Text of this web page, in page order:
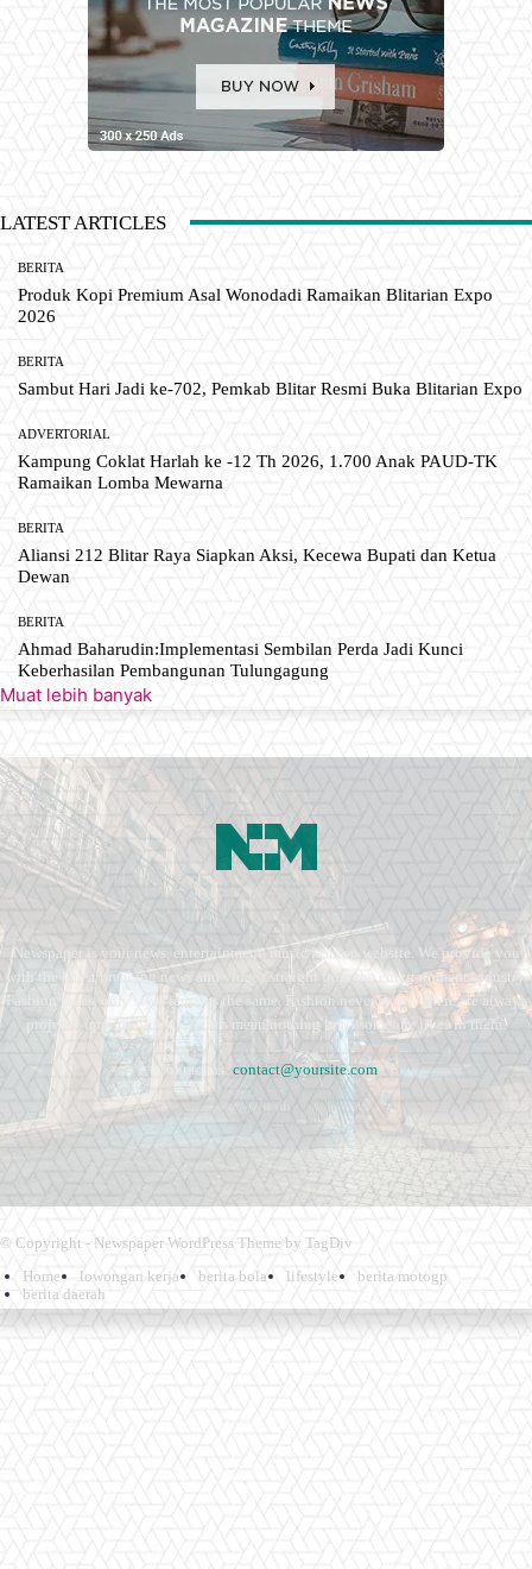
LATEST ARTICLES
BERITA
Produk Kopi Premium Asal Wonodadi Ramaikan Blitarian Expo
2026
BERITA
Sambut Hari Jadi ke-702, Pemkab Blitar Resmi Buka Blitarian Expo
ADVERTORIAL
Kampung Coklat Harlah ke -12 Th 2026, 1.700 Anak PAUD-TK
Ramaikan Lomba Mewarna
BERITA
Aliansi 212 Blitar Raya Siapkan Aksi, Kecewa Bupati dan Ketua
Dewan
BERITA
Ahmad Baharudin:Implementasi Sembilan Perda Jadi Kunci
Keberhasilan Pembangunan Tulungagung
Muat lebih banyak
Newspaper is your news, entertainment, music fashion website. We provide you
with the latest breaking news and videos straight from the entertainment industry.
Fashion fades, only style remains the same. Fashion never stops. There are always
projects, opportunities. Clothes mean nothing until someone lives in them.
Contact us: contact@yoursite.com
© Copyright - Newspaper WordPress Theme by TagDiv
Home
lowongan kerja berita bola lifestyle
berita motogp
berita daerah